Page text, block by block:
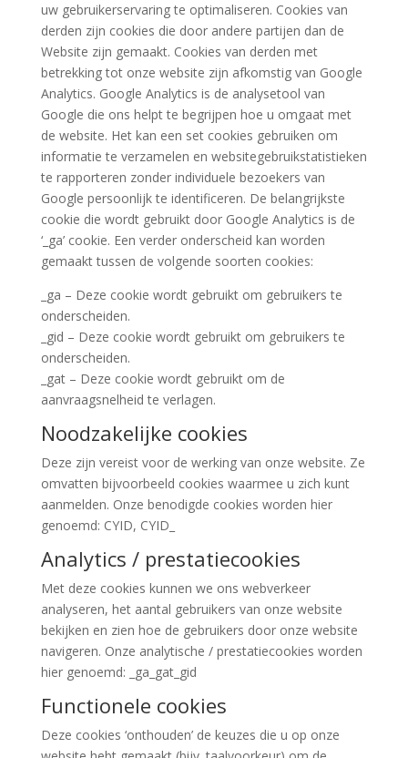
uw gebruikerservaring te optimaliseren. Cookies van
derden zijn cookies die door andere partijen dan de
Website zijn gemaakt. Cookies van derden met
betrekking tot onze website zijn afkomstig van Google
Analytics. Google Analytics is de analysetool van
Google die ons helpt te begrijpen hoe u omgaat met
de website. Het kan een set cookies gebruiken om
informatie te verzamelen en websitegebruikstatistieken
te rapporteren zonder individuele bezoekers van
Google persoonlijk te identificeren. De belangrijkste
cookie die wordt gebruikt door Google Analytics is de
‘_ga’ cookie. Een verder onderscheid kan worden
gemaakt tussen de volgende soorten cookies:
_ga – Deze cookie wordt gebruikt om gebruikers te
onderscheiden.
_gid – Deze cookie wordt gebruikt om gebruikers te
onderscheiden.
_gat – Deze cookie wordt gebruikt om de
aanvraagsnelheid te verlagen.
Noodzakelijke cookies
Deze zijn vereist voor de werking van onze website. Ze
omvatten bijvoorbeeld cookies waarmee u zich kunt
aanmelden. Onze benodigde cookies worden hier
genoemd: CYID, CYID_
Analytics / prestatiecookies
Met deze cookies kunnen we ons webverkeer
analyseren, het aantal gebruikers van onze website
bekijken en zien hoe de gebruikers door onze website
navigeren. Onze analytische / prestatiecookies worden
hier genoemd: _ga_gat_gid
Functionele cookies
Deze cookies ‘onthouden’ de keuzes die u op onze